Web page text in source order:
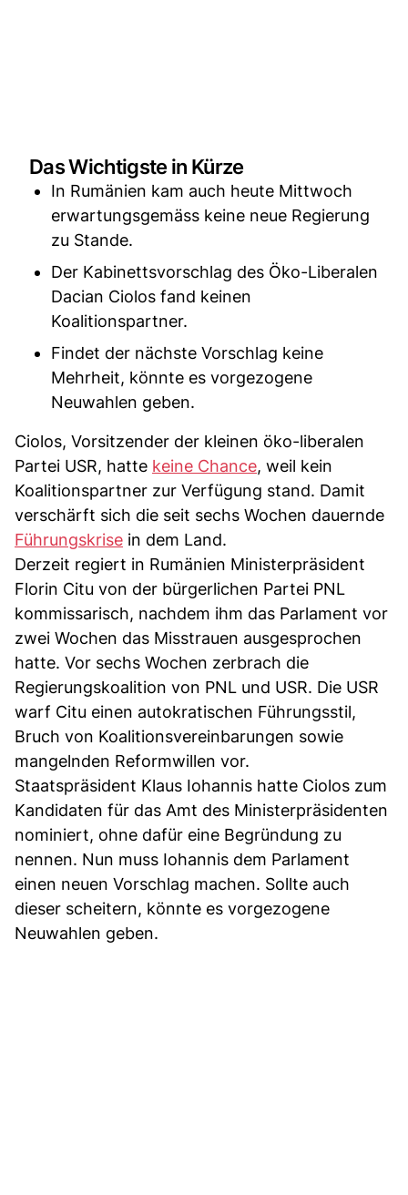
Das Wichtigste in Kürze
In Rumänien kam auch heute Mittwoch
erwartungsgemäss keine neue Regierung
zu Stande.
Der Kabinettsvorschlag des Öko-Liberalen
Dacian Ciolos fand keinen
Koalitionspartner.
Findet der nächste Vorschlag keine
Mehrheit, könnte es vorgezogene
Neuwahlen geben.
Ciolos, Vorsitzender der kleinen öko-liberalen
Partei USR, hatte keine Chance, weil kein
Koalitionspartner zur Verfügung stand. Damit
verschärft sich die seit sechs Wochen dauernde
Führungskrise in dem Land.
Derzeit regiert in Rumänien Ministerpräsident
Florin Citu von der bürgerlichen Partei PNL
kommissarisch, nachdem ihm das Parlament vor
zwei Wochen das Misstrauen ausgesprochen
hatte. Vor sechs Wochen zerbrach die
Regierungskoalition von PNL und USR. Die USR
warf Citu einen autokratischen Führungsstil,
Bruch von Koalitionsvereinbarungen sowie
mangelnden Reformwillen vor.
Staatspräsident Klaus Iohannis hatte Ciolos zum
Kandidaten für das Amt des Ministerpräsidenten
nominiert, ohne dafür eine Begründung zu
nennen. Nun muss Iohannis dem Parlament
einen neuen Vorschlag machen. Sollte auch
dieser scheitern, könnte es vorgezogene
Neuwahlen geben.